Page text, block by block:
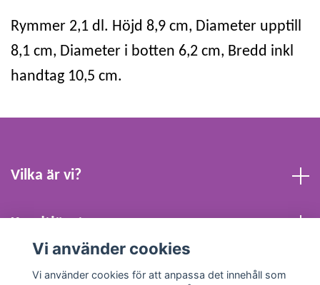
Rymmer 2,1 dl. Höjd 8,9 cm, Diameter upptill
8,1 cm, Diameter i botten 6,2 cm, Bredd inkl
handtag 10,5 cm.
Vilka är vi?
Kundtjänst
Köpvillkor och Kontakt
Vi använder cookies
Vi använder cookies för att anpassa det innehåll som